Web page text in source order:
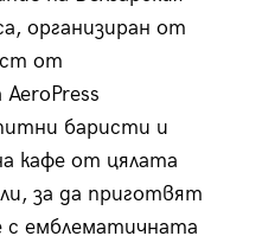
организиран от
от
баристи и
кафе от цялата
за да приготвят
емблематичната